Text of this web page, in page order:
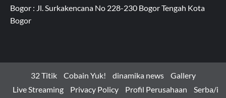
Bogor : Jl. Surkakencana No 228-230 Bogor Tengah Kota
Bogor
32 Titik Cobain Yuk! dinamika news
Gallery
Live Streaming
Privacy Policy Profil Perusahaan
Serba/i